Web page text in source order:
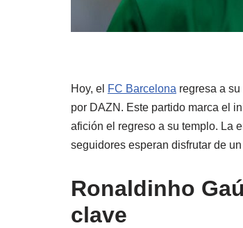
Hoy, el FC Barcelona regresa a
por DAZN. Este partido marca el
afición el regreso a su templo. La
seguidores esperan disfrutar de
Ronaldinho
clave